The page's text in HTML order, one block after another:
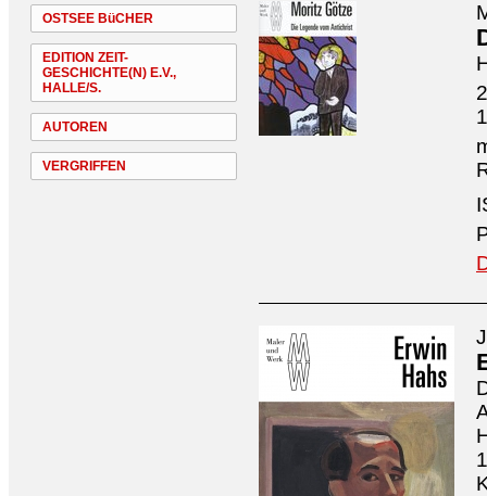
OSTSEE BüCHER
EDITION ZEIT-
GESCHICHTE(N) E.V.,
HALLE/S.
AUTOREN
VERGRIFFEN